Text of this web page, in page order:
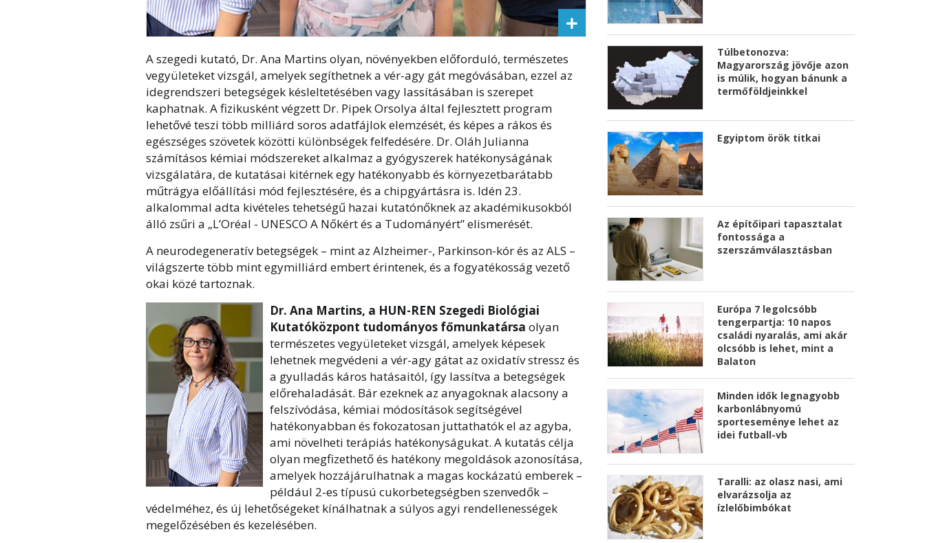
A szegedi kutató, Dr. Ana Martins olyan, növényekben előforduló, természetes
vegyületeket vizsgál, amelyek segíthetnek a vér-agy gát megóvásában, ezzel az
idegrendszeri betegségek késleltetésében vagy lassításában is szerepet
kaphatnak. A fizikusként végzett Dr. Pipek Orsolya által fejlesztett program
lehetővé teszi több milliárd soros adatfájlok elemzését, és képes a rákos és
egészséges szövetek közötti különbségek felfedésére. Dr. Oláh Julianna
számításos kémiai módszereket alkalmaz a gyógyszerek hatékonyságának
vizsgálatára, de kutatásai kitérnek egy hatékonyabb és környezetbarátabb
műtrágya előállítási mód fejlesztésére, és a chipgyártásra is. Idén 23.
alkalommal adta kivételes tehetségű hazai kutatónőknek az akadémikusokból
álló zsűri a „L’Oréal - UNESCO A Nőkért és a Tudományért” elismerését.
A neurodegeneratív betegségek – mint az Alzheimer-, Parkinson-kór és az ALS –
világszerte több mint egymilliárd embert érintenek, és a fogyatékosság vezető
okai közé tartoznak.
Dr. Ana Martins, a HUN-REN Szegedi Biológiai
Kutatóközpont tudományos főmunkatársa olyan
természetes vegyületeket vizsgál, amelyek képesek
lehetnek megvédeni a vér-agy gátat az oxidatív stressz és
a gyulladás káros hatásaitól, így lassítva a betegségek
előrehaladását. Bár ezeknek az anyagoknak alacsony a
felszívódása, kémiai módosítások segítségével
hatékonyabban és fokozatosan juttathatók el az agyba,
ami növelheti terápiás hatékonyságukat. A kutatás célja
olyan megfizethető és hatékony megoldások azonosítása,
amelyek hozzájárulhatnak a magas kockázatú emberek –
például 2-es típusú cukorbetegségben szenvedők –
védelméhez, és új lehetőségeket kínálhatnak a súlyos agyi rendellenességek
megelőzésében és kezelésében.
Túlbetonozva:
Magyarország jövője azon
is múlik, hogyan bánunk a
termőföldjeinkkel
Egyiptom örök titkai
Az építőipari tapasztalat
fontossága a
szerszámválasztásban
Európa 7 legolcsóbb
tengerpartja: 10 napos
családi nyaralás, ami akár
olcsóbb is lehet, mint a
Balaton
Minden idők legnagyobb
karbonlábnyomú
sporteseménye lehet az
idei futball-vb
Taralli: az olasz nasi, ami
elvarázsolja az
ízlelőbimbókat